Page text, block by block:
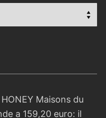
Maisons du
a 159,20 euro: il